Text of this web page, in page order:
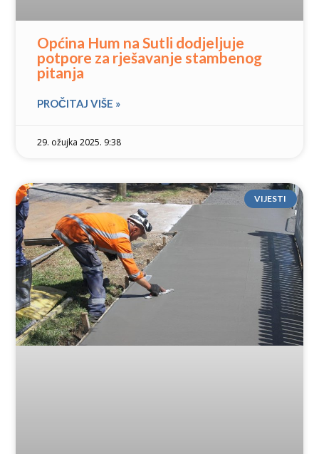
Općina Hum na Sutli dodjeljuje
potpore za rješavanje stambenog
pitanja
PROČITAJ VIŠE »
29. ožujka 2025. 9:38
VIJESTI